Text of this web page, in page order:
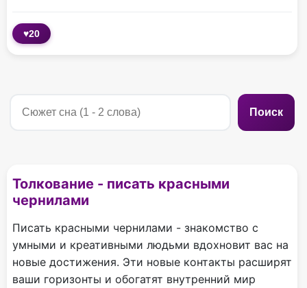
♥20
Поиск
Толкование - писать красными
чернилами
Писать красными чернилами - знакомство с
умными и креативными людьми вдохновит вас на
новые достижения. Эти новые контакты расширят
ваши горизонты и обогатят внутренний мир